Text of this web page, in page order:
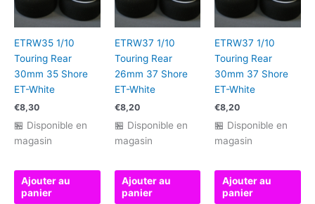
ETRW35 1/10
Touring Rear
30mm 35 Shore
ET-White
€8,30
🏪 Disponible en
magasin
Ajouter au
panier
ETRW37 1/10
Touring Rear
26mm 37 Shore
ET-White
€8,20
🏪 Disponible en
magasin
Ajouter au
panier
ETRW37 1/10
Touring Rear
30mm 37 Shore
ET-White
€8,20
🏪 Disponible en
magasin
Ajouter au
panier